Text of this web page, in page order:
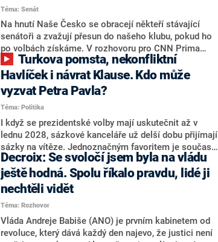
komentátoři mluví jako o slabé a v defenzivě. „Je to
úmorná práce upozorňovat na chyby vlády. Ministři s
námi navíc nechodí do debat. Chceme ale ukazovat
svoje témata,“ odpověděl Grolich na dotaz CNN Prima
NEWS.
Téma: Senát
Na hnutí Naše Česko se obracejí někteří stávající
senátoři a zvažují přesun do našeho klubu, pokud ho
po volbách získáme. V rozhovoru pro CNN Prima
NEWS to řekl zakladatel hnutí a jihočeský hejtman
Martin Kuba. Konkrétní nebyl, ale získat by takto mohl
například senátora Zdeňka Hrabu, který je dnes
součástí klubu ODS a TOP 09. Hraba to na dotaz
redakce nevyloučil. Předseda klubu senátorů ODS
Zdeněk Nytra redakci řekl, že počítá s odchodem
některých senátorů z klubu a že Naše Česko není
nepřítel, ale soupeř.
Havlíček i návrat Klause. Kdo může
vyzvat Petra Pavla?
Téma: Politika
I když se prezidentské volby mají uskutečnit až v
lednu 2028, sázkové kanceláře už delší dobu přijímají
sázky na vítěze. Jednoznačným favoritem je současná
hlava státu Petr Pavel. Daleko za ním pak bookmakeři
zmiňují dva výrazné politiky ANO, tedy premiéra
Andreje Babiše a ministra průmyslu Karla Havlíčka.
Oblíbeným tipem samotných sázkařů je poslanec za
Motoristy Filip Turek. Politolog Jan Kubáček nicméně
o případné kandidatuře kohokoliv ze zmíněné trojice
značně pochybuje. Podle něj současná koalice dosud
Decroix: Se svoločí jsem byla na vládu
ještě hodná. Spolu říkalo pravdu, lidé ji
nechtěli vidět
Téma: Rozhovor
Vláda Andreje Babiše (ANO) je prvním kabinetem od
revoluce, který dává každý den najevo, že justici není